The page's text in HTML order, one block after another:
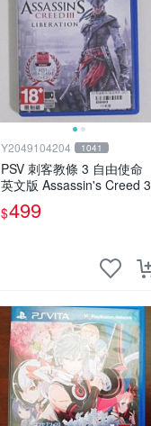
Y2049104204 1041
PSV 刺客教條 3 自由使命
英文版 Assassin's Creed 3
$499